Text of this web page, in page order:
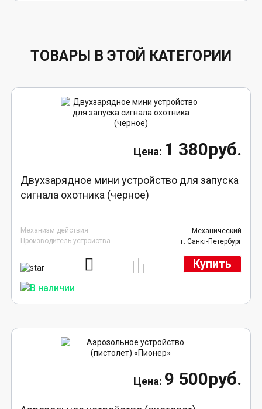
ТОВАРЫ В ЭТОЙ КАТЕГОРИИ
1 380руб.
Двухзарядное мини устройство для запуска
сигнала охотника (черное)
Механизм действия
Механический
Производитель устройства
г. Санкт-Петербург
Купить
9 500руб.